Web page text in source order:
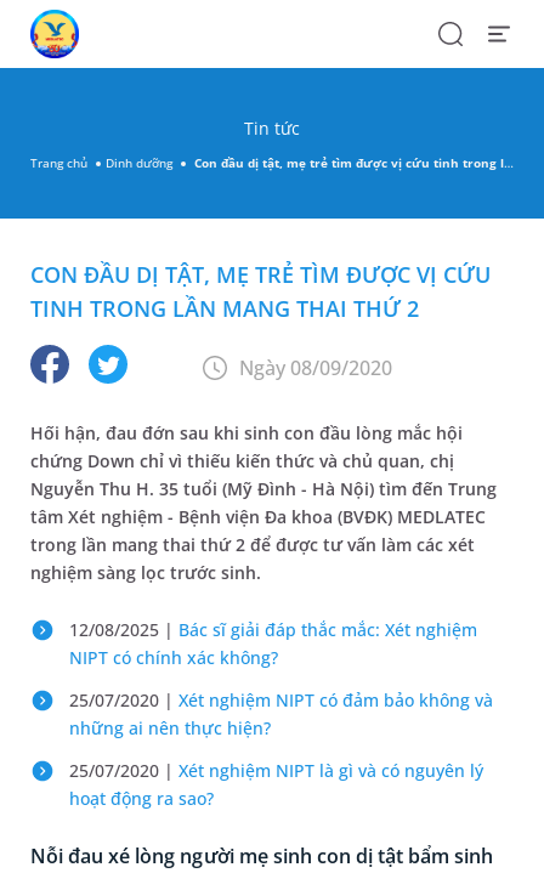
SearchOpen
Tin tức
Trang chủ Dinh dưỡng Con đầu dị tật, mẹ trẻ tìm được vị cứu tinh trong lần mang thai thứ 2
CON ĐẦU DỊ TẬT, MẸ TRẺ TÌM ĐƯỢC VỊ CỨU
TINH TRONG LẦN MANG THAI THỨ 2
Ngày 08/09/2020
Hối hận, đau đớn sau khi sinh con đầu lòng mắc hội
chứng Down chỉ vì thiếu kiến thức và chủ quan, chị
Nguyễn Thu H. 35 tuổi (Mỹ Đình - Hà Nội) tìm đến Trung
tâm Xét nghiệm - Bệnh viện Đa khoa (BVĐK) MEDLATEC
trong lần mang thai thứ 2 để được tư vấn làm các xét
nghiệm sàng lọc trước sinh.
12/08/2025 | Bác sĩ giải đáp thắc mắc: Xét nghiệm
NIPT có chính xác không?
25/07/2020 | Xét nghiệm NIPT có đảm bảo không và
những ai nên thực hiện?
25/07/2020 | Xét nghiệm NIPT là gì và có nguyên lý
hoạt động ra sao?
Nỗi đau xé lòng người mẹ sinh con dị tật bẩm sinh